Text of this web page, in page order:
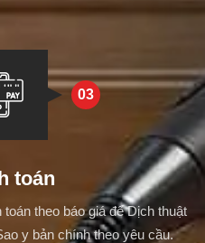
03
toán
theo báo giá để Dịch thuật
y bản chính theo yêu cầu.